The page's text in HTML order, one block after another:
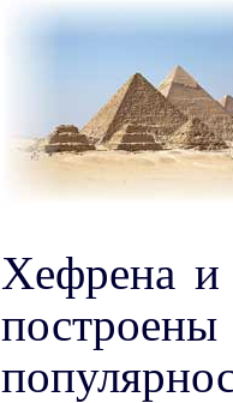
Хефрена